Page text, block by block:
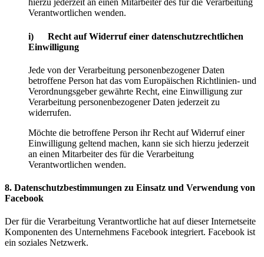
hierzu jederzeit an einen Mitarbeiter des für die Verarbeitung
Verantwortlichen wenden.
i) Recht auf Widerruf einer datenschutzrechtlichen
Einwilligung
Jede von der Verarbeitung personenbezogener Daten
betroffene Person hat das vom Europäischen Richtlinien- und
Verordnungsgeber gewährte Recht, eine Einwilligung zur
Verarbeitung personenbezogener Daten jederzeit zu
widerrufen.
Möchte die betroffene Person ihr Recht auf Widerruf einer
Einwilligung geltend machen, kann sie sich hierzu jederzeit
an einen Mitarbeiter des für die Verarbeitung
Verantwortlichen wenden.
8. Datenschutzbestimmungen zu Einsatz und Verwendung von
Facebook
Der für die Verarbeitung Verantwortliche hat auf dieser Internetseite
Komponenten des Unternehmens Facebook integriert. Facebook ist
ein soziales Netzwerk.